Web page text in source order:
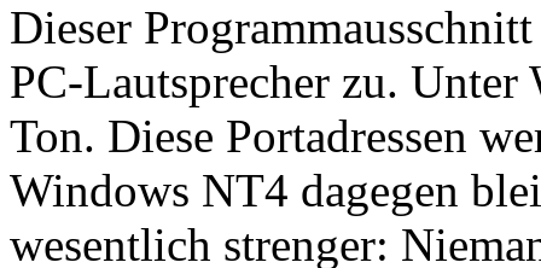
Dieser
PC-Lautsprecher zu.
Ton. Diese Portadressen
Windows NT4 dagegen
wesentlich strenger: